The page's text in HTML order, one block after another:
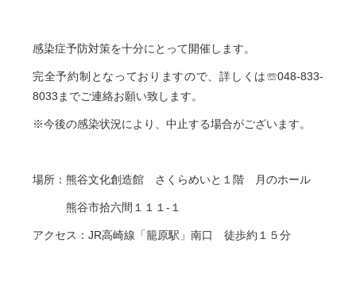
感染症予防対策を十分にとって開催します。
完全予約制となっておりますので、詳しくは☏048-833-
8033までご連絡お願い致します。
※今後の感染状況により、中止する場合がございます。
場所：熊谷文化創造館 さくらめいと１階 月のホール
熊谷市拾六間１１１-１
アクセス：JR高崎線「籠原駅」南口 徒歩約１５分